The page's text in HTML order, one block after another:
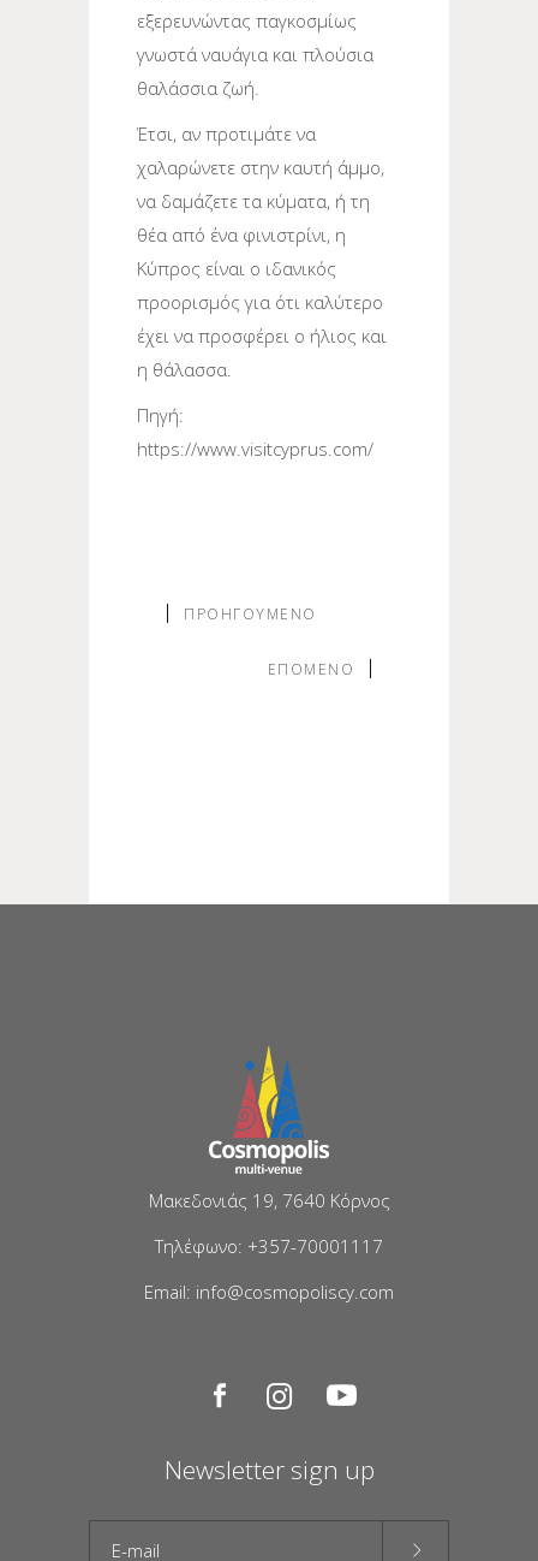
εξερευνώντας παγκοσμίως
γνωστά ναυάγια και πλούσια
θαλάσσια ζωή.
Έτσι, αν προτιμάτε να
χαλαρώνετε στην καυτή άμμο,
να δαμάζετε τα κύματα, ή τη
θέα από ένα φινιστρίνι, η
Κύπρος είναι ο ιδανικός
προορισμός για ότι καλύτερο
έχει να προσφέρει ο ήλιος και
η θάλασσα.
Πηγή:
https://www.visitcyprus.com/
ΠΡΟΗΓΟΎΜΕΝΟ
ΕΠΌΜΕΝΟ
Μακεδονιάς 19, 7640 Κόρνος
Τηλέφωνο: +357-70001117
Email: info@cosmopoliscy.com
Newsletter sign up